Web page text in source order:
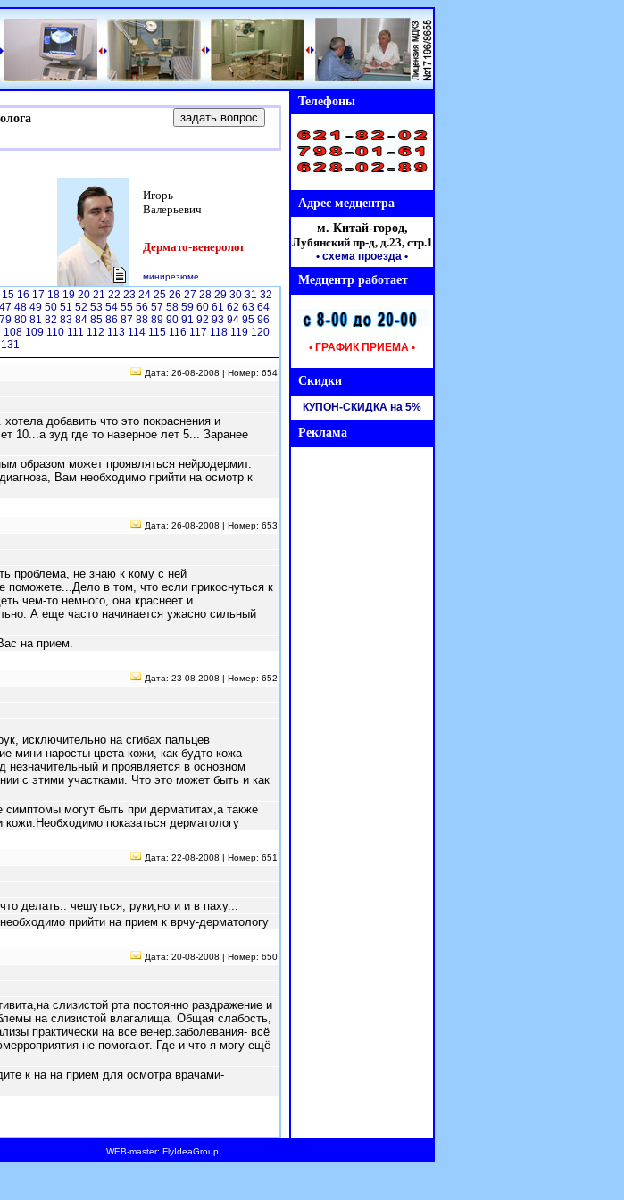
Игорь
Валерьевич
Дермато-венеролог
минирезюме
15 16 17 18 19 20 21 22 23 24 25 26 27 28 29 30 31 32
47 48 49 50 51 52 53 54 55 56 57 58 59 60 61 62 63 64
79 80 81 82 83 84 85 86 87 88 89 90 91 92 93 94 95 96
108 109 110 111 112 113 114 115 116 117 118 119 120
131
Дата: 26-08-2008 | Номер: 654
добавить что это покраснения и
10...а зуд где то наверное лет 5... Заранее
образом может проявляться нейродермит.
Вам необходимо прийти на осмотр к
Дата: 26-08-2008 | Номер: 653
проблема, не знаю к кому с ней
поможете...Дело в том, что если прикоснуться к
чем-то немного, она краснеет и
А еще часто начинается ужасно сильный
на прием.
Дата: 23-08-2008 | Номер: 652
исключительно на сгибах пальцев
мини-наросты цвета кожи, как будто кожа
незначительный и проявляется в основном
с этими участками. Что это может быть и как
могут быть при дерматитах,а также
кожи.Необходимо показаться дерматологу
Дата: 22-08-2008 | Номер: 651
делать.. чешуться, руки,ноги и в паху...
прийти на прием к врчу-дерматологу
Дата: 20-08-2008 | Номер: 650
слизистой рта постоянно раздражение и
на слизистой влагалища. Общая слабость,
практически на все венер.заболевания- всё
не помогают. Где и что я могу ещё
к на на прием для осмотра врачами-
Телефоны
Адрес медцентра
м. Китай-город,
Лубянский пр-д, д.23, стр.1
• схема проезда •
Медцентр работает
• ГРАФИК ПРИЕМА •
Скидки
КУПОН-СКИДКА на 5%
Реклама
WEB-master: FlyIdeaGroup